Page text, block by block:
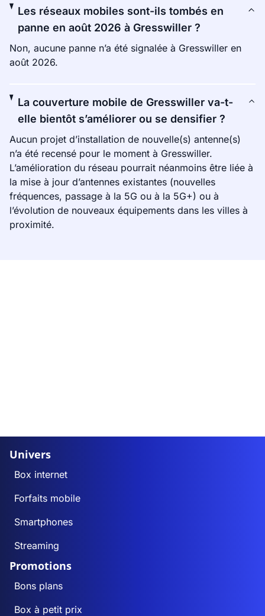
Les réseaux mobiles sont-ils tombés en
panne en août 2026 à Gresswiller ?
Non, aucune panne n’a été signalée à Gresswiller en
août 2026.
La couverture mobile de Gresswiller va-t-
elle bientôt s’améliorer ou se densifier ?
Aucun projet d’installation de nouvelle(s) antenne(s)
n’a été recensé pour le moment à Gresswiller.
L’amélioration du réseau pourrait néanmoins être liée à
la mise à jour d’antennes existantes (nouvelles
fréquences, passage à la 5G ou à la 5G+) ou à
l’évolution de nouveaux équipements dans les villes à
proximité.
Univers
Box internet
Forfaits mobile
Smartphones
Streaming
Promotions
Bons plans
Box à petit prix